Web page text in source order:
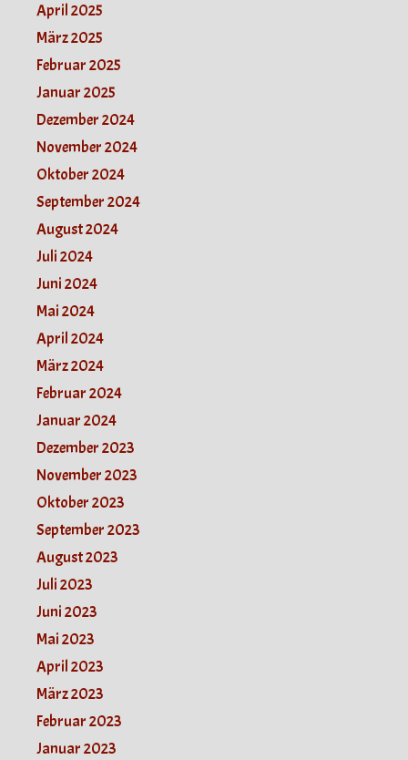
April 2025
März 2025
Februar 2025
Januar 2025
Dezember 2024
November 2024
Oktober 2024
September 2024
August 2024
Juli 2024
Juni 2024
Mai 2024
April 2024
März 2024
Februar 2024
Januar 2024
Dezember 2023
November 2023
Oktober 2023
September 2023
August 2023
Juli 2023
Juni 2023
Mai 2023
April 2023
März 2023
Februar 2023
Januar 2023